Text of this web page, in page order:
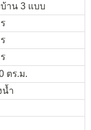
าน 3 แบบ
ตร.ม.
น้ำ